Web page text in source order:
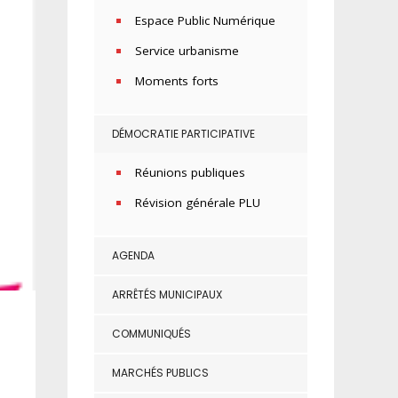
Espace Public Numérique
Service urbanisme
Moments forts
DÉMOCRATIE PARTICIPATIVE
Réunions publiques
Révision générale PLU
AGENDA
ARRÊTÉS MUNICIPAUX
COMMUNIQUÉS
MARCHÉS PUBLICS